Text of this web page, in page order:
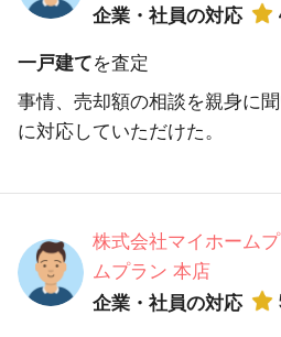
企業・社員の対応
一戸建てを査定
事情、売却額の相談を親身に
に対応していただけた。
株式会社マイホーム
ムプラン 本店
企業・社員の対応